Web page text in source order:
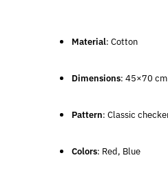
Material: Cotton
Dimensions: 45×70 cm
Pattern: Classic
Colors: Red, Blue